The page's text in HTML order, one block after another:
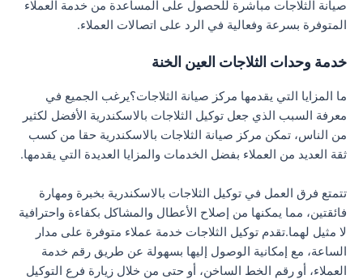
صيانة الثلاجات مباشرة للحصول على المساعدة من خدمة العملاء
المتوفرة بسرعة وفعالية في الرد على اتصالات العملاء.
خدمة وحدات الثلاجات العين الخنة
ما المزايا التي يقدمها مركز صيانة الثلاجات؟يرغب الجميع في
معرفة السبب الذي جعل توكيل الثلاجات بالاسكندرية الأفضل لكثير
من الناس، تمكن مركز صيانة الثلاجات بالاسكندرية حقا من كسب
ثقة العديد من العملاء بفضل الخدمات والمزايا العديدة التي يقدمها.
تتمتع فرق العمل في توكيل الثلاجات بالاسكندرية بخبرة ومهارة
فائقتين، مما يمكنها من إصلاح الأعطال والمشاكل بكفاءة واحترافية
لا مثيل لهما.تقدم توكيل الثلاجات خدمة عملاء متوفرة على مدار
الساعة، مع إمكانية الوصول إليها بسهولة عن طريق رقم خدمة
العملاء، أو رقم الخط الساخن، أو حتى من خلال زيارة فرع التوكيل